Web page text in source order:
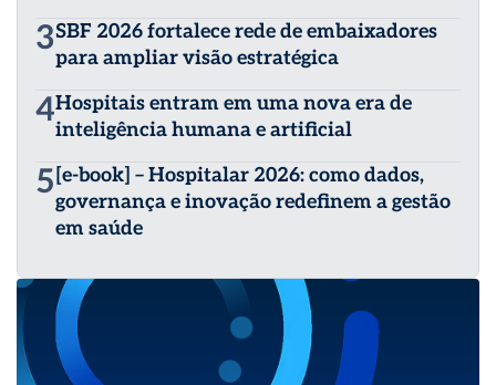
Governança Clínica e Gestão do Corpo Clínico.
3SBF 2026 fortalece rede de embaixadores
para ampliar visão estratégica
4Hospitais entram em uma nova era de
inteligência humana e artificial
5 [e-book] – Hospitalar 2026: como dados,
governança e inovação redefinem a gestão
em saúde